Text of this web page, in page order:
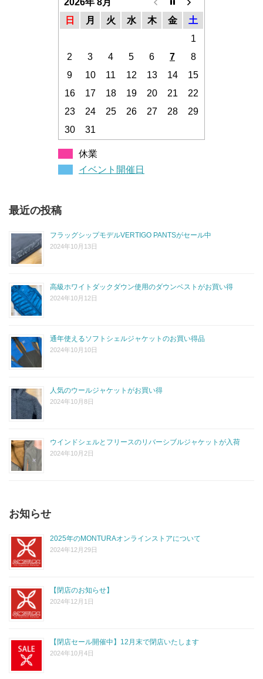
日
月 火 水 木 金
土
1
2
3 4 5 6 7
8
9
10 11 12 13 14
15
16
17 18 19 20 21
22
23
24 25 26 27 28
29
30
31
休業
イベント開催日
最近の投稿
フラッグシップモデルVERTIGO PANTSがセール中
2024年10月13日
高級ホワイトダックダウン使用のダウンベストがお買い得
2024年10月12日
通年使えるソフトシェルジャケットのお買い得品
2024年10月10日
人気のウールジャケットがお買い得
2024年10月8日
ウインドシェルとフリースのリバーシブルジャケットが入荷
2024年10月2日
お知らせ
2025年のMONTURAオンラインストアについて
2024年12月29日
【閉店のお知らせ】
2024年12月1日
【閉店セール開催中】12月末で閉店いたします
2024年10月4日